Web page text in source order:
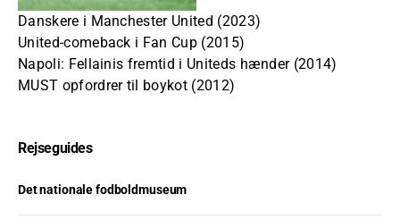
Danskere i Manchester United (2023)
United-comeback i Fan Cup (2015)
Napoli: Fellainis fremtid i Uniteds hænder (2014)
MUST opfordrer til boykot (2012)
Rejseguides
Det nationale fodboldmuseum